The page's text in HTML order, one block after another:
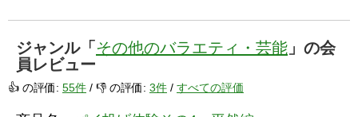
ジャンル「 その他のバラエティ・芸能 」の会
員レビュー
👍 の評価: 55件 / 👎 の評価: 3件 / すべての評価